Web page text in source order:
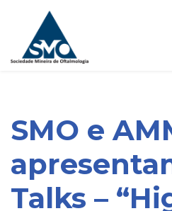
content
SMO e
Talks –